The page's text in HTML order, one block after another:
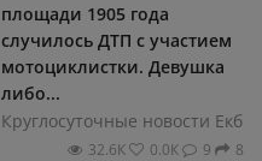
площади 1905 года
случилось ДТП с участием
мотоциклистки. Девушка
либо...
Круглосуточные новости Екб
32.6К 0.0К 9 8